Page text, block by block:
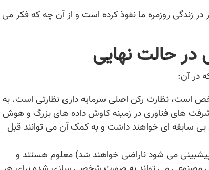
زندگی روزمره ما نفوذ کرده است و از آن چه که فکر می
در حالت نهایی
در آن:
است، نظارت رکن اصلی سرمایه داری نظارتی است. به
های فناوری در زمینه کاوش داده های بزرگ و هوش
سابقه ای خواهند داشت و به کمک آن می توانند قبل
می شود ناراضی خواهند شد) معلوم هستند و